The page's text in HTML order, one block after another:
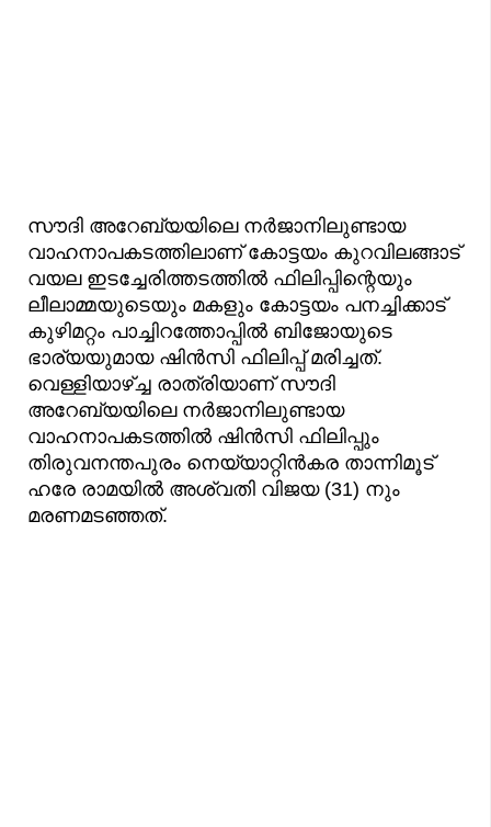
സൗദി അറേബ്യയിലെ നർജാനിലുണ്ടായ
വാഹനാപകടത്തിലാണ് കോട്ടയം കുറവിലങ്ങാട്
വയല ഇടച്ചേരിത്തടത്തിൽ ഫിലിപ്പിന്റെയും
ലീലാമ്മയുടെയും മകളും കോട്ടയം പനച്ചിക്കാട്
കുഴിമറ്റം പാച്ചിറത്തോപ്പിൽ ബിജോയുടെ
ഭാര്യയുമായ ഷിൻസി ഫിലിപ്പ് മരിച്ചത്.
വെള്ളിയാഴ്ച്ച രാത്രിയാണ് സൗദി
അറേബ്യയിലെ നർജാനിലുണ്ടായ
വാഹനാപകടത്തിൽ ഷിൻസി ഫിലിപ്പും
തിരുവനന്തപുരം നെയ്യാറ്റിൻകര താന്നിമൂട്
ഹരേ രാമയിൽ അശ്വതി വിജയ (31) നും
മരണമടഞ്ഞത്.